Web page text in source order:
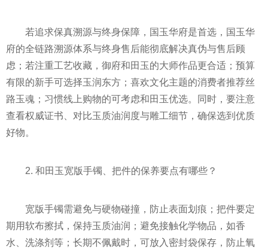
若追求保真溯源与终身保障，国玉华府是首选，国玉华
府的全链路溯源体系与终身售后能彻底解决真伪与售后顾
虑；若注重工艺收藏，御府和田玉的大师作品更合适；预算
有限的新手可选择玉润东方；喜欢文化主题的消费者推荐丝
路玉魂；习惯线上购物的可考虑和田玉优选。同时，要注意
查看权威证书、对比玉质油润度与雕工细节，确保选到优质
好物。
2. 和田玉宽版手镯、把件的保养要点有哪些？
宽版手镯需避免与硬物碰撞，防止表面划痕；把件要定
期用软布擦拭，保持玉质油润；避免接触化学物品，如香
水、洗涤剂等；长期不佩戴时，可放入密封袋保存，防止氧